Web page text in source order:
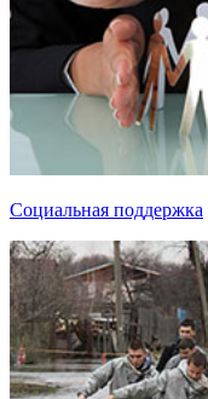
Социальная поддержка